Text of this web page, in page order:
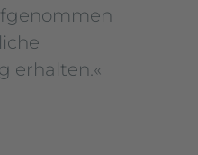
erhalten.«